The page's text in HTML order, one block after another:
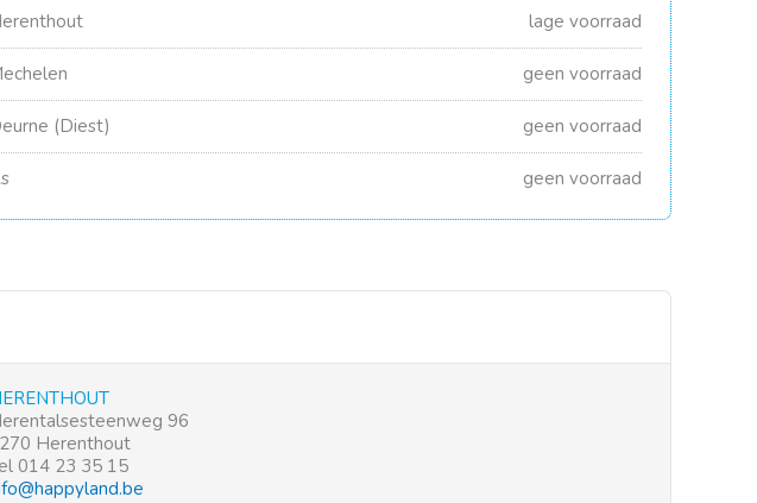
lage voorraad
geen voorraad
(Diest) geen voorraad
geen voorraad
96
Herenthout
014 23 35 15